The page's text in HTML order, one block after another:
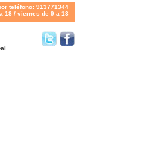
teléfono: 913771344
18 / viernes de 9 a 13